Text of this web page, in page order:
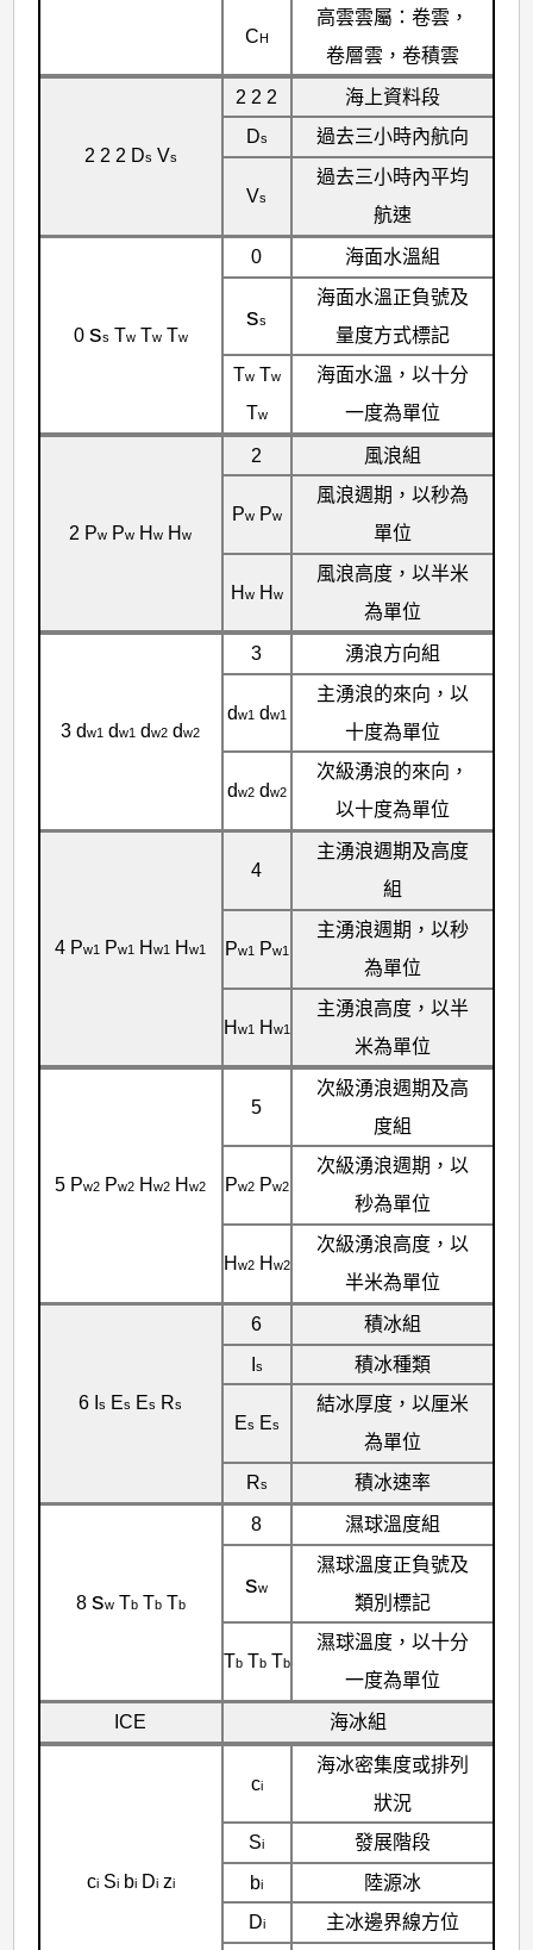
CH
高雲雲屬：卷雲，
卷層雲，卷積雲
2 2 2 Ds Vs
2 2 2
海上資料段
Ds 過去三小時內航向
Vs
過去三小時內平均
航速
0 ss TwTwTw
0 海面水溫組
ss
海面水溫正負號及
量度方式標記
TwTw
Tw
海面水溫，以十分
一度為單位
2 Pw Pw Hw Hw
2 風浪組
PwPw
風浪週期，以秒為
單位
H wH w
風浪高度，以半米
為單位
3 dw1 dw1 dw2 dw2
3 湧浪方向組
dw1 dw1
主湧浪的來向，以
十度為單位
dw2dw2
次級湧浪的來向，
以十度為單位
4 Pw1 Pw1 Hw1 Hw1
4
主湧浪週期及高度
組
Pw1 Pw1
主湧浪週期，以秒
為單位
H w1 H w1
主湧浪高度，以半
米為單位
5 Pw2 Pw2 Hw2 Hw2
5
次級湧浪週期及高
度組
Pw2Pw2
次級湧浪週期，以
秒為單位
H w2H w2
次級湧浪高度，以
半米為單位
6 Is Es Es Rs
6
積冰組
s 積冰種類
Es Es
結冰厚度，以厘米
為單位
Rs 積冰速率
8 swTbTbTb
8 濕球溫度組
sw
濕球溫度正負號及
類別標記
TbTbTb
濕球溫度，以十分
一度為單位
ICE 海冰組
ciSibiDizi
ci
海冰密集度或排列
狀況
Si
發展階段
bi
陸源冰
Di 主冰邊界線方位